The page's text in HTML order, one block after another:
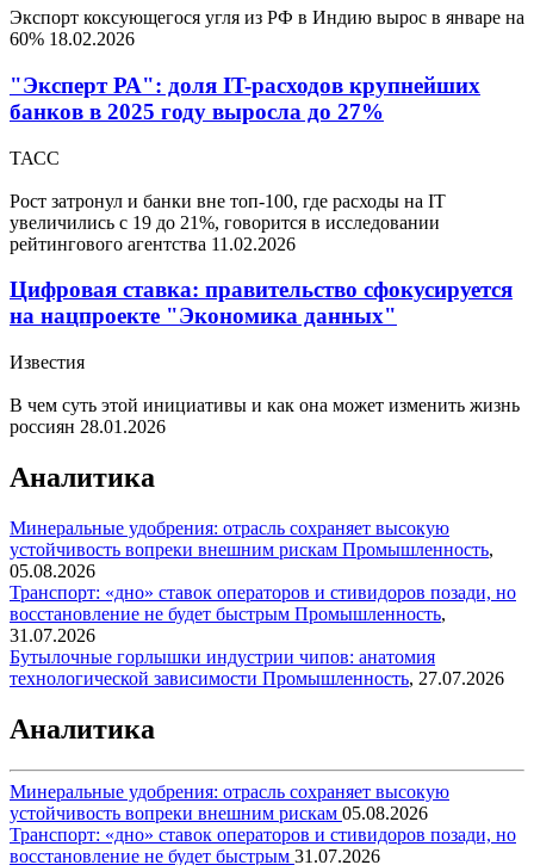
Экспорт коксующегося угля из РФ в Индию вырос в январе на
60% 18.02.2026
"Эксперт РА": доля IT-расходов крупнейших
банков в 2025 году выросла до 27%
ТАСС
Рост затронул и банки вне топ-100, где расходы на IT
увеличились с 19 до 21%, говорится в исследовании
рейтингового агентства 11.02.2026
Цифровая ставка: правительство сфокусируется
на нацпроекте "Экономика данных"
Известия
В чем суть этой инициативы и как она может изменить жизнь
россиян 28.01.2026
Аналитика
Минеральные удобрения: отрасль сохраняет высокую
устойчивость вопреки внешним рискам Промышленность,
05.08.2026
Транспорт: «дно» ставок операторов и стивидоров позади, но
восстановление не будет быстрым Промышленность,
31.07.2026
Бутылочные горлышки индустрии чипов: анатомия
технологической зависимости Промышленность, 27.07.2026
Аналитика
Минеральные удобрения: отрасль сохраняет высокую
устойчивость вопреки внешним рискам 05.08.2026
Транспорт: «дно» ставок операторов и стивидоров позади, но
восстановление не будет быстрым 31.07.2026